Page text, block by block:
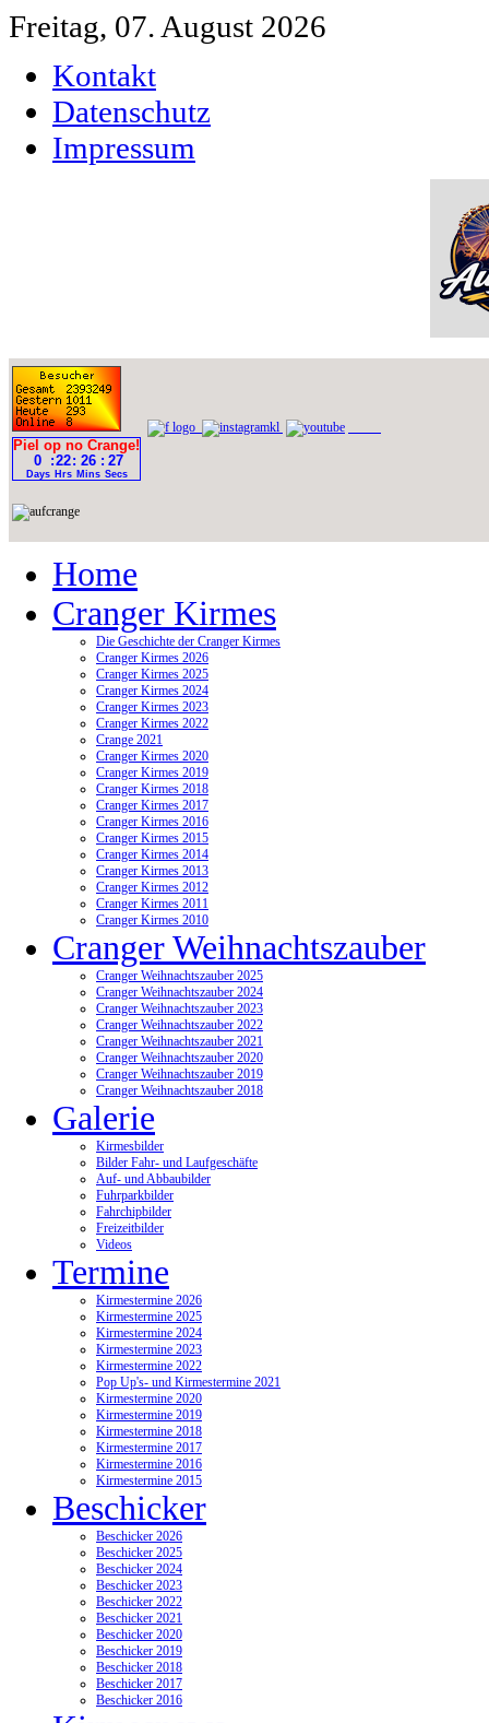
Freitag, 07. August 2026
Kontakt
Datenschutz
Impressum
Home
Cranger Kirmes
Die Geschichte der Cranger Kirmes
Cranger Kirmes 2026
Cranger Kirmes 2025
Cranger Kirmes 2024
Cranger Kirmes 2023
Cranger Kirmes 2022
Crange 2021
Cranger Kirmes 2020
Cranger Kirmes 2019
Cranger Kirmes 2018
Cranger Kirmes 2017
Cranger Kirmes 2016
Cranger Kirmes 2015
Cranger Kirmes 2014
Cranger Kirmes 2013
Cranger Kirmes 2012
Cranger Kirmes 2011
Cranger Kirmes 2010
Cranger Weihnachtszauber
Cranger Weihnachtszauber 2025
Cranger Weihnachtszauber 2024
Cranger Weihnachtszauber 2023
Cranger Weihnachtszauber 2022
Cranger Weihnachtszauber 2021
Cranger Weihnachtszauber 2020
Cranger Weihnachtszauber 2019
Cranger Weihnachtszauber 2018
Galerie
Kirmesbilder
Bilder Fahr- und Laufgeschäfte
Auf- und Abbaubilder
Fuhrparkbilder
Fahrchipbilder
Freizeitbilder
Videos
Termine
Kirmestermine 2026
Kirmestermine 2025
Kirmestermine 2024
Kirmestermine 2023
Kirmestermine 2022
Pop Up's- und Kirmestermine 2021
Kirmestermine 2020
Kirmestermine 2019
Kirmestermine 2018
Kirmestermine 2017
Kirmestermine 2016
Kirmestermine 2015
Beschicker
Beschicker 2026
Beschicker 2025
Beschicker 2024
Beschicker 2023
Beschicker 2022
Beschicker 2021
Beschicker 2020
Beschicker 2019
Beschicker 2018
Beschicker 2017
Beschicker 2016